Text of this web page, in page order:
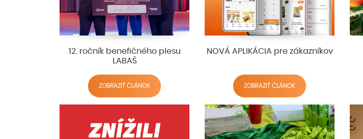
12. ročník benefičného plesu
LABAŠ
ZOBRAZIŤ ČLÁNOK
NOVÁ APLIKÁCIA pre zákazníkov
ZOBRAZIŤ ČLÁNOK